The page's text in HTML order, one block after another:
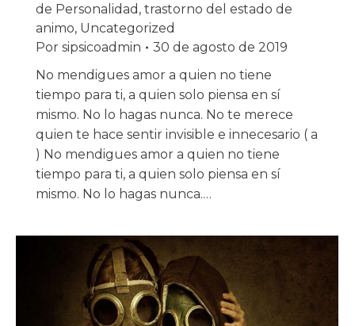
de Personalidad , trastorno del estado de
animo, Uncategorized
Por sipsicoadmin
30 de agosto de 2019
No mendigues amor a quien no tiene
tiempo para ti, a quien solo piensa en sí
mismo. No lo hagas nunca. No te merece
quien te hace sentir invisible e innecesario ( a
) No mendigues amor a quien no tiene
tiempo para ti, a quien solo piensa en sí
mismo. No lo hagas nunca.…